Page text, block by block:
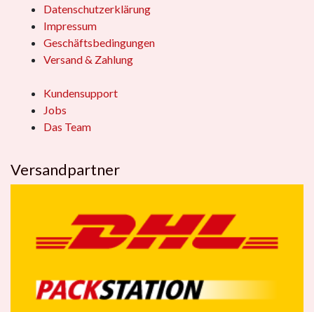
Datenschutzerklärung
Impressum
Geschäftsbedingungen
Versand & Zahlung
Kundensupport
Jobs
Das Team
Versandpartner